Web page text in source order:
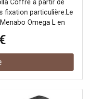
Coffre à partir de
fixation particulière.Le
Omega L en
du matériel.Toit
qu'il ne contient pas
: aucune barre
Un kit de fixation
de toit normal